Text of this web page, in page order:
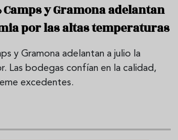
y Gramona adelantan
por las altas temperaturas
y Gramona adelantan a julio la
Las bodegas confían en la calidad,
excedentes.